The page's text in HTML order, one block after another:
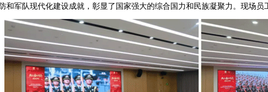
和军队现代化建设成就，彰显了国家强大的综合国力和民族凝聚力。现场员